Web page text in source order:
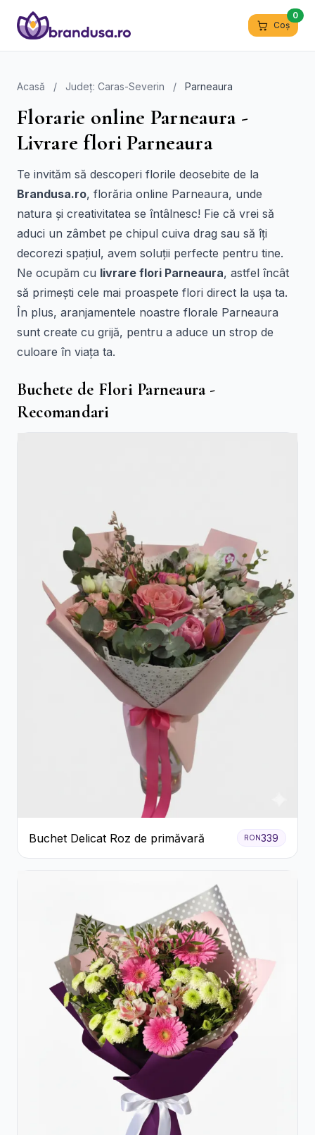
Coș
0
Acasă / Județ: Caras-Severin / Parneaura
Florarie online Parneaura -
Livrare flori Parneaura
Te invităm să descoperi florile deosebite de la
Brandusa.ro, florăria online Parneaura, unde
natura și creativitatea se întâlnesc! Fie că vrei să
aduci un zâmbet pe chipul cuiva drag sau să îți
decorezi spațiul, avem soluții perfecte pentru tine.
Ne ocupăm cu livrare flori Parneaura, astfel încât
să primești cele mai proaspete flori direct la ușa ta.
În plus, aranjamentele noastre florale Parneaura
sunt create cu grijă, pentru a aduce un strop de
culoare în viața ta.
Buchete de Flori Parneaura -
Recomandari
Buchet Delicat Roz de primăvară RON339